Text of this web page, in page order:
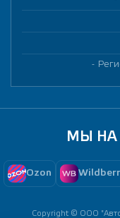
МЫ НА
Ozon
Copyright © ООО